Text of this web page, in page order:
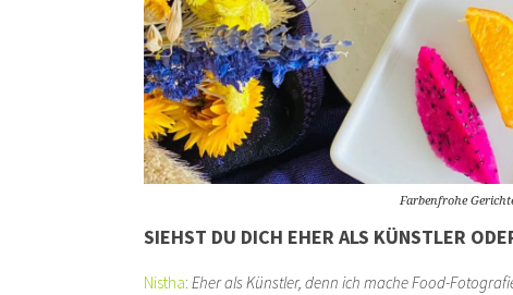
Farbenfrohe
SIEHST DU DICH EHER ALS KÜNSTLER
Nistha: Eher als Künstler, denn ich mache Food-